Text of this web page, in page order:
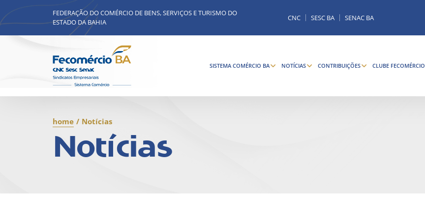
FEDERAÇÃO DO COMÉRCIO DE BENS, SERVIÇOS E TURISMO DO
ESTADO DA BAHIA
CNC SESC BA SENAC BA
SISTEMA COMÉRCIO BA NOTÍCIAS CONTRIBUIÇÕES CLUBE FECOMÉRCIO
home / Notícias
Notícias